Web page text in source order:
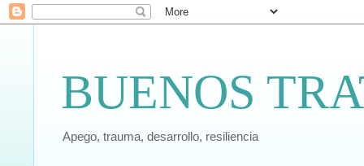
BUENOS
Apego, trauma, desarrollo, resiliencia